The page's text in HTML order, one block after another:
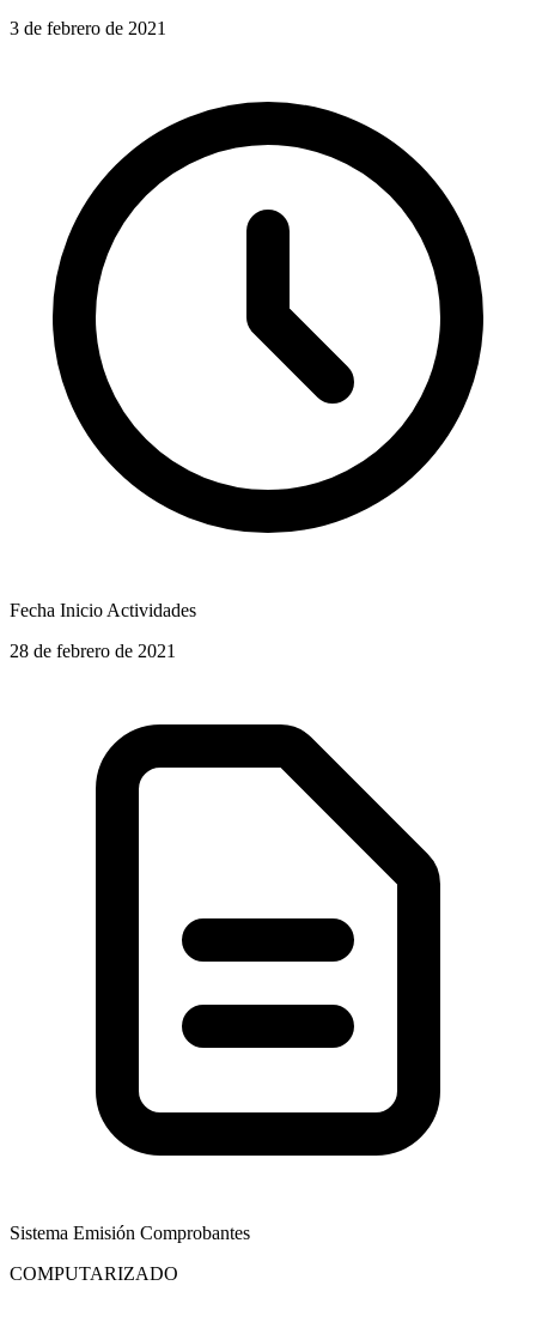
3 de febrero de 2021
Fecha Inicio Actividades
28 de febrero de 2021
Sistema Emisión Comprobantes
COMPUTARIZADO